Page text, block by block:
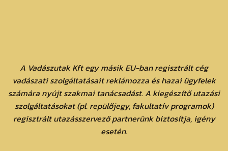
A Vadászutak Kft egy másik EU-ban regisztrált cég
vadászati szolgáltatásait reklámozza és hazai ügyfelek
számára nyújt szakmai tanácsadást. A kiegészítő utazási
szolgáltatásokat (pl. repülőjegy, fakultatív programok)
regisztrált utazásszervező partnerünk biztosítja, igény
esetén.